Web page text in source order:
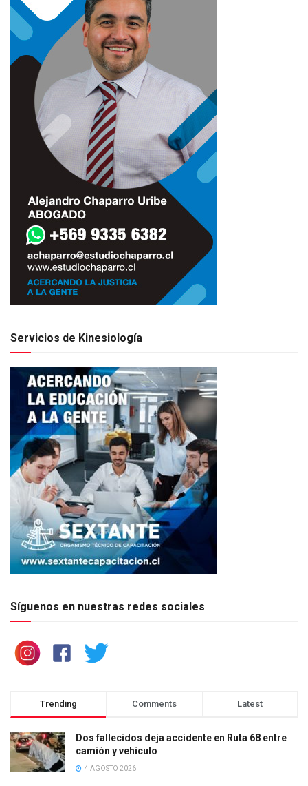
Servicios de Kinesiología
Síguenos en nuestras redes sociales
Trending Comments Latest
Dos fallecidos deja accidente en Ruta 68 entre
camión y vehículo
4 AGOSTO 2026